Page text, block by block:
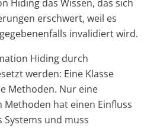
Hiding das Wissen, das sich
erschwert, weil es
invalidiert wird.
Hiding durch
werden: Eine Klasse
Methoden. Nur eine
Methoden hat einen Einfluss
Systems und muss